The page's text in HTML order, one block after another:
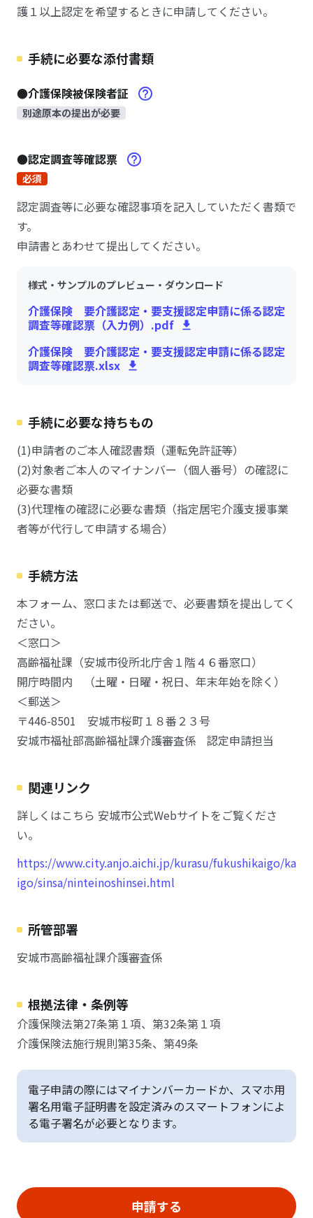
護１以上認定を希望するときに申請してください。
手続に必要な添付書類
●介護保険被保険者証
別途原本の提出が必要
●認定調査等確認票
必須
認定調査等に必要な確認事項を記入していただく書類で
す。
申請書とあわせて提出してください。
様式・サンプルのプレビュー・ダウンロード
介護保険 要介護認定・要支援認定申請に係る認定
調査等確認票（入力例）.pdf
介護保険 要介護認定・要支援認定申請に係る認定
調査等確認票.xlsx
手続に必要な持ちもの
(1)申請者のご本人確認書類（運転免許証等）
(2)対象者ご本人のマイナンバー（個人番号）の確認に
必要な書類
(3)代理権の確認に必要な書類（指定居宅介護支援事業
者等が代行して申請する場合）
手続方法
本フォーム、窓口または郵送で、必要書類を提出してく
ださい。
＜窓口＞
高齢福祉課（安城市役所北庁舎１階４６番窓口）
開庁時間内 （土曜・日曜・祝日、年末年始を除く）
＜郵送＞
〒446-8501 安城市桜町１８番２３号
安城市福祉部高齢福祉課介護審査係 認定申請担当
関連リンク
詳しくはこちら 安城市公式Webサイトをご覧くださ
い。
https://www.city.anjo.aichi.jp/kurasu/fukushikaigo/ka
igo/sinsa/ninteinoshinsei.html
所管部署
安城市高齢福祉課介護審査係
根拠法律・条例等
介護保険法第27条第１項、第32条第１項
介護保険法施行規則第35条、第49条
電子申請の際にはマイナンバーカードか、スマホ用
署名用電子証明書を設定済みのスマートフォンによ
る電子署名が必要となります。